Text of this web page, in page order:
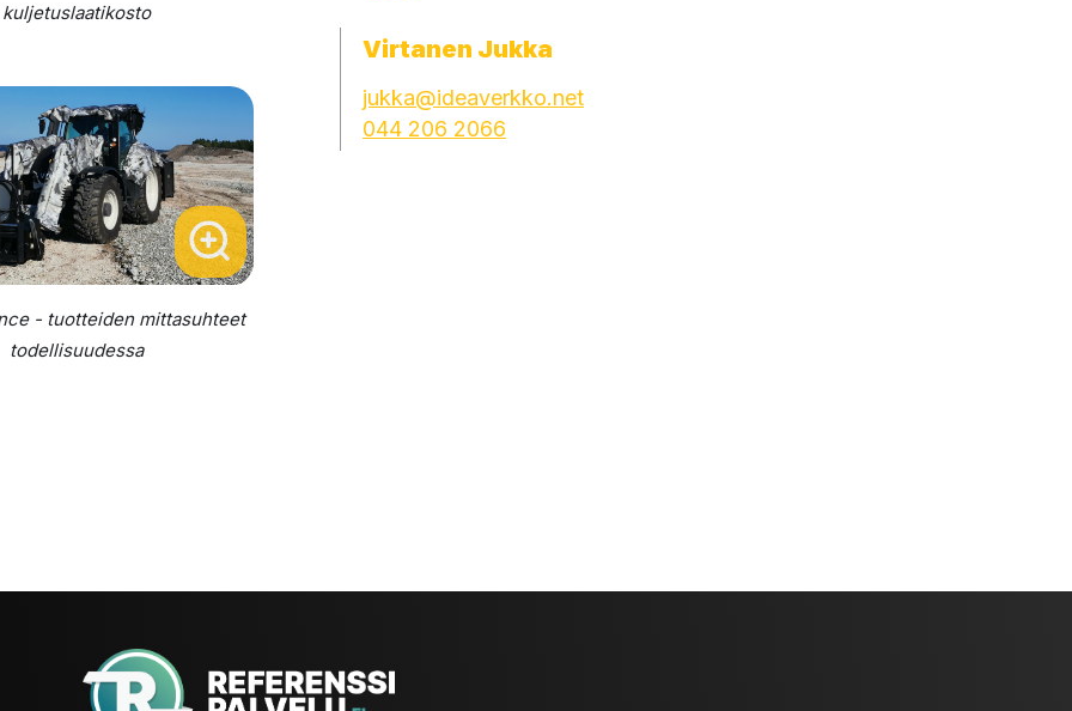
kuljetuslaatikosto
- tuotteiden mittasuhteet
todellisuudessa
Virtanen Jukka
jukka@ideaverkko.net
044 206 2066